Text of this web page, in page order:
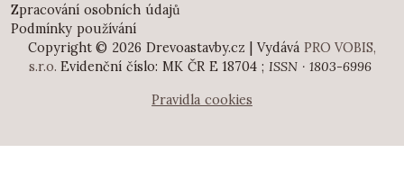
Zpracování osobních údajů
Podmínky používání
Copyright © 2026 Drevoastavby.cz | Vydává PRO VOBIS,
s.r.o. Evidenční číslo: MK ČR E 18704 ; ISSN · 1803-6996
Pravidla cookies